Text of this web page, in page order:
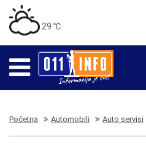
29 ℃
Početna Automobili Auto servisi